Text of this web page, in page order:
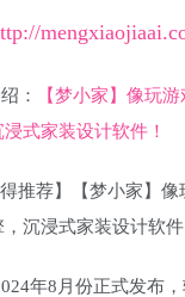
：
【梦小家】像玩
式家装设计软件！
年8月份正式发布，